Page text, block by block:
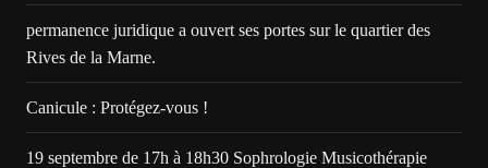
permanence juridique a ouvert ses portes sur le quartier des
Rives de la Marne.
Canicule : Protégez-vous !
19 septembre de 17h à 18h30 Sophrologie Musicothérapie